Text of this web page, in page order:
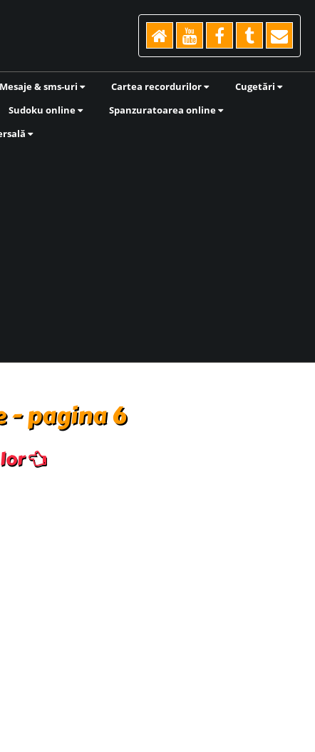
Mesaje & sms-uri Cartea recordurilor
Cugetări
Sudoku online
Spanzuratoarea online
- pagina 6